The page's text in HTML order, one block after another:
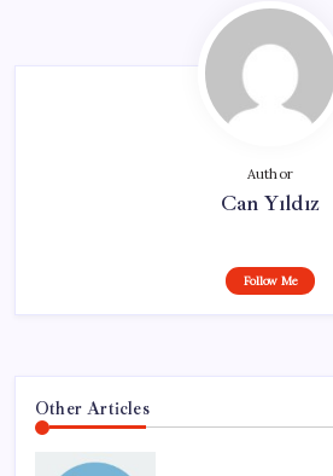
Author
Can Yıldız
Follow Me
Other Articles